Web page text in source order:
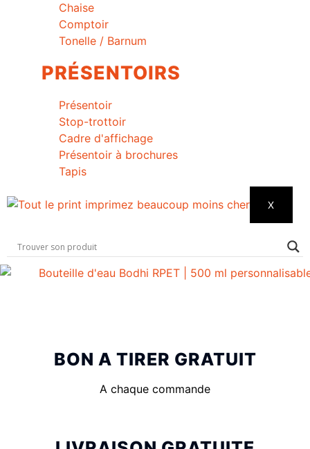
Chaise
Comptoir
Tonelle / Barnum
PRÉSENTOIRS
Présentoir
Stop-trottoir
Cadre d'affichage
Présentoir à brochures
Tapis
X
BON A TIRER GRATUIT
A chaque commande